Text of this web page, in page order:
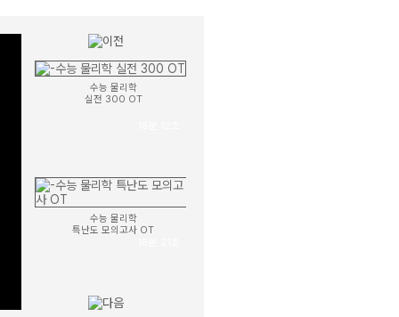
수능 물리학
실전 300 OT
수능 물리학
특난도 모의고사 OT